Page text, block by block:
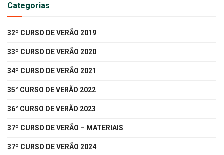
Categorias
32º CURSO DE VERÃO 2019
33º CURSO DE VERÃO 2020
34º CURSO DE VERÃO 2021
35° CURSO DE VERÃO 2022
36° CURSO DE VERÃO 2023
37º CURSO DE VERÃO – MATERIAIS
37º CURSO DE VERÃO 2024